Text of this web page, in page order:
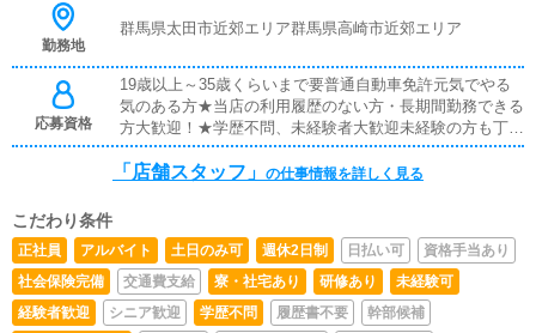
勤務地
群馬県太田市近郊エリア群馬県高崎市近郊エリア
応募資格
19歳以上～35歳くらいまで要普通自動車免許元気でやる
気のある方★当店の利用履歴のない方・長期間勤務できる
方大歓迎！★学歴不問、未経験者大歓迎未経験の方も丁寧
に一から指導します。真面目で意欲のある方お待ちしてお
ります。
「店舗スタッフ」 の仕事情報を詳しく見る
こだわり条件
正社員 アルバイト 土日のみ可 週休2日制 日払い可
資格手当あり
社会保険完備
交通費支給 寮・社宅あり 研修あり
未経験可
経験者歓迎
シニア歓迎 学歴不問 履歴書不要
幹部候補